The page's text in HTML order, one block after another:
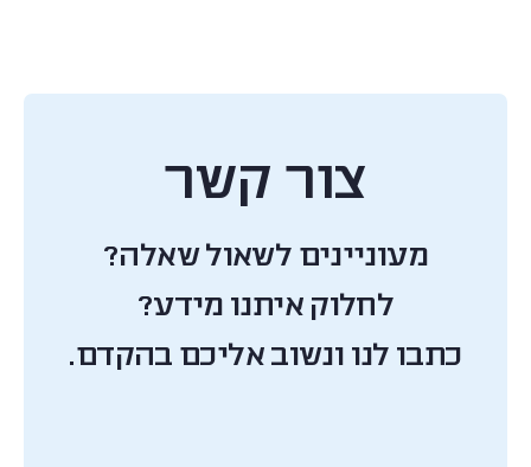
צור קשר
מעוניינים לשאול שאלה?
לחלוק איתנו מידע?
כתבו לנו ונשוב אליכם בהקדם.